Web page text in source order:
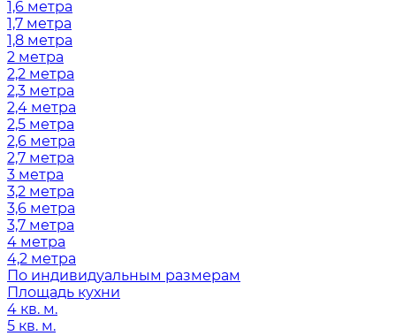
1,6 метра
1,7 метра
1,8 метра
2 метра
2,2 метра
2,3 метра
2,4 метра
2,5 метра
2,6 метра
2,7 метра
3 метра
3,2 метра
3,6 метра
3,7 метра
4 метра
4,2 метра
По индивидуальным размерам
Площадь кухни
4 кв. м.
5 кв. м.